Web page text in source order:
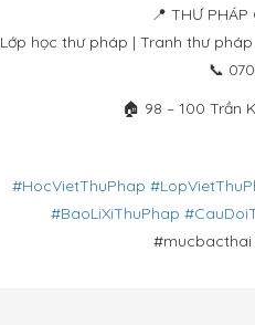
📍 THƯ
Lớp học thư pháp | Tranh thư
📞
🏠 98 – 100 Trần
#HocVietThuPhap
#BaoLiXiThuPhap